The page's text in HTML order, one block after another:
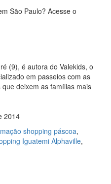
São Paulo? Acesse o
(9), é autora do Valekids, o
em passeios com as
deixem as famílias mais
2014
shopping páscoa,
Iguatemi Alphaville,